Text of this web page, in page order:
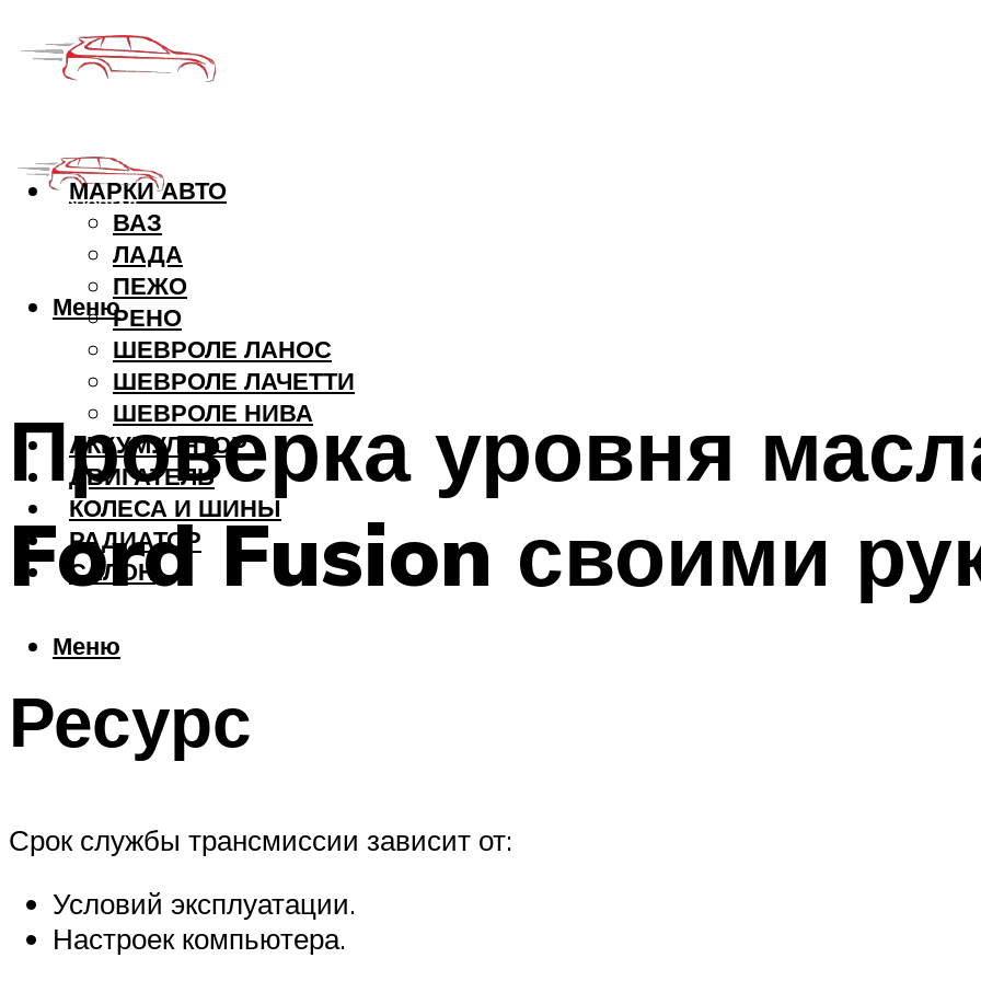
МАРКИ АВТО
ВАЗ
ЛАДА
ПЕЖО
РЕНО
ШЕВРОЛЕ ЛАНОС
ШЕВРОЛЕ ЛАЧЕТТИ
ШЕВРОЛЕ НИВА
АККУМУЛЯТОР
ДВИГАТЕЛЬ
КОЛЕСА И ШИНЫ
РАДИАТОР
САЛОН
Меню
Меню
Проверка уровня
Ford Fusion своими
Ресурс
Срок службы трансмиссии зависит от:
Условий эксплуатации.
Настроек компьютера.